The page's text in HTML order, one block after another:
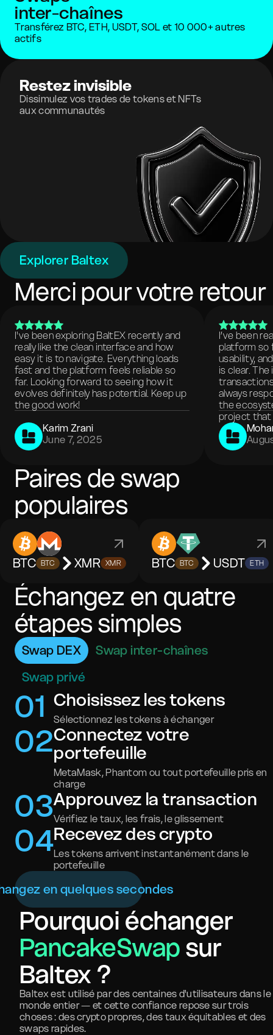
inter-chaînes
Transférez BTC, ETH, USDT, SOL et 10 000+ autres
actifs
Restez invisible
Dissimulez vos trades de tokens et NFTs
aux communautés
Explorer Baltex
Merci pour votre retour
I've been exploring BaltEX recently and
really like the clean interface and how
easy it is to navigate. Everything loads
fast and the platform feels reliable so
far. Looking forward to seeing how it
evolves definitely has potential. Keep up
the good work!
Karim Zrani
June 7, 2025
I’ve been
platform so
usability,
is clear.
always
the
project that
Paires de swap
populaires
BTC BTC XMR XMR BTC BTC USDT ETH
Échangez en quatre
étapes simples
Swap DEX
Swap inter-chaînes
Swap privé
01 Choisissez les tokens
Sélectionnez les tokens à échanger
02Connectez votre
portefeuille
MetaMask, Phantom ou tout portefeuille pris en
charge
03Approuvez la transaction
Vérifiez le taux, les frais, le glissement
04Recevez des crypto
Les tokens arrivent instantanément dans le
portefeuille
en quelques secondes
Pourquoi échanger
PancakeSwapsur
Baltex ?
Baltex est utilisé par des centaines d'utilisateurs dans le
monde entier — et cette confiance repose sur trois
choses : des crypto propres, des taux équitables et des
swaps rapides.